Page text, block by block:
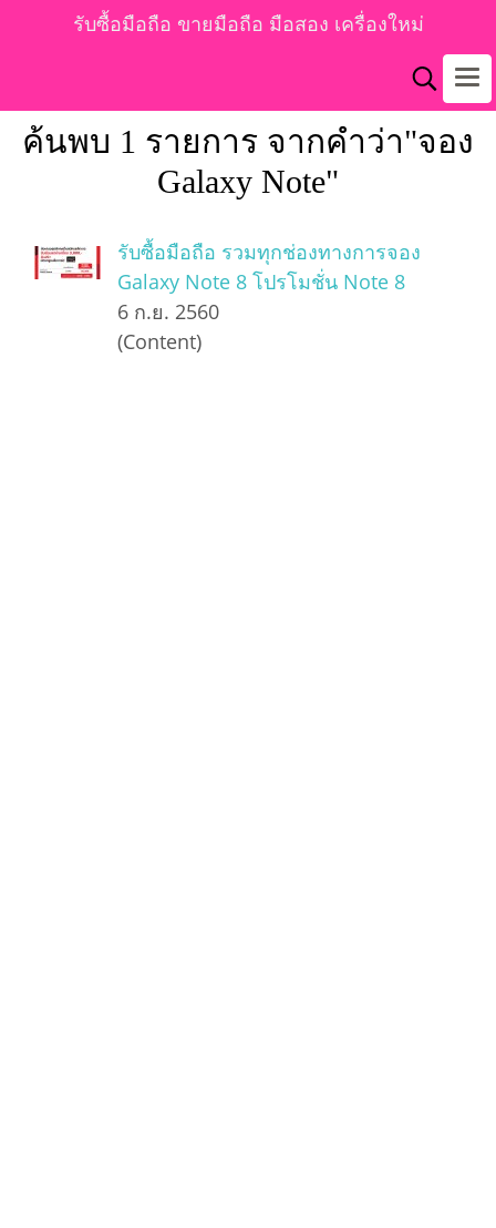
รับซื้อมือถือ ขายมือถือ มือสอง เครื่องใหม่
ค้นพบ 1 รายการ จากคำว่า"จอง
Galaxy Note"
รับซื้อมือถือ รวมทุกช่องทางการจอง
Galaxy Note 8 โปรโมชั่น Note 8
6 ก.ย. 2560
(Content)